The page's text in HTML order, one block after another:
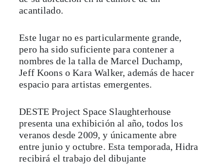
acantilado.
Este lugar no es particularmente grande,
pero ha sido suficiente para contener a
nombres de la talla de Marcel Duchamp,
Jeff Koons o Kara Walker, además de hacer
espacio para artistas emergentes.
DESTE Project Space Slaughterhouse
presenta una exhibición al año, todos los
veranos desde 2009, y únicamente abre
entre junio y octubre. Esta temporada, Hidra
recibirá el trabajo del dibujante